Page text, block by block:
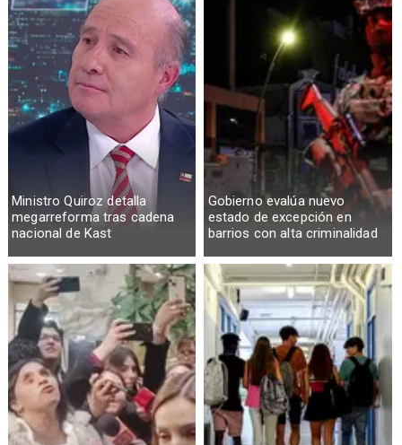
Ministro Quiroz detalla
megarreforma tras cadena
nacional de Kast
Gobierno evalúa nuevo
estado de excepción en
barrios con alta criminalidad